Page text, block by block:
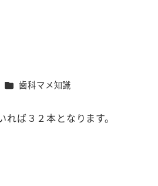
カテゴリー
歯科マメ知識
ば３２本となります。